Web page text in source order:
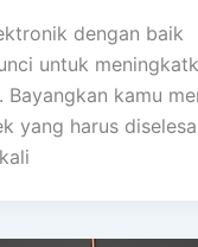
dengan baik
untuk
kamu
yang harus